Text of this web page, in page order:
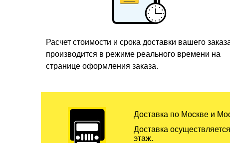
Расчет стоимости и срока доставки вашего
производится в режиме реального времени на
странице оформления заказа.
Доставка по Москве и
Доставка
этаж.